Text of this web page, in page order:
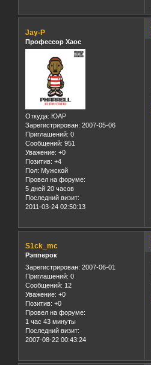
Jay-P
Профессор Хаос
Откуда: ЮАР
Зарегистрирован: 2007-05-06
Приглашений: 0
Сообщений: 951
Уважение: +0
Позитив: +4
Пол: Мужской
Провел на форуме:
5 дней 20 часов
Последний визит:
2011-03-24 02:50:13
S1ck_mc
Рэпперок
Зарегистрирован: 2007-06-01
Приглашений: 0
Сообщений: 12
Уважение: +0
Позитив: +0
Провел на форуме:
1 час 43 минуты
Последний визит:
2007-08-22 00:43:24